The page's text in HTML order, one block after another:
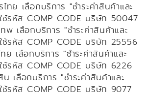
ทย เลือกบริการ "ชำระค่าสินค้าและ
ช้รหัส COMP CODE บริษัท 50047
พ เลือกบริการ "ชำระค่าสินค้าและ
ช้รหัส COMP CODE บริษัท 25556
ย เลือกบริการ "ชำระค่าสินค้าและ
ช้รหัส COMP CODE บริษัท 6226
เลือกบริการ "ชำระค่าสินค้าและ
ช้รหัส COMP CODE บริษัท 9077